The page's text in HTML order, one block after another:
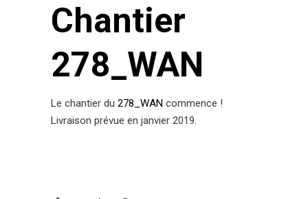
Chantier
278_WAN
Le chantier du 278_WAN commence !
Livraison prévue en janvier 2019.